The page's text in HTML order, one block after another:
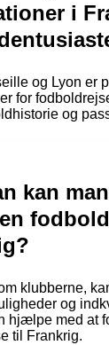
i
og Lyon er
for
og
kan
klubberne,
og
hjælpe med at
til Frankrig.